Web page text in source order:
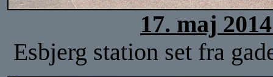
17. maj
Esbjerg station set fra